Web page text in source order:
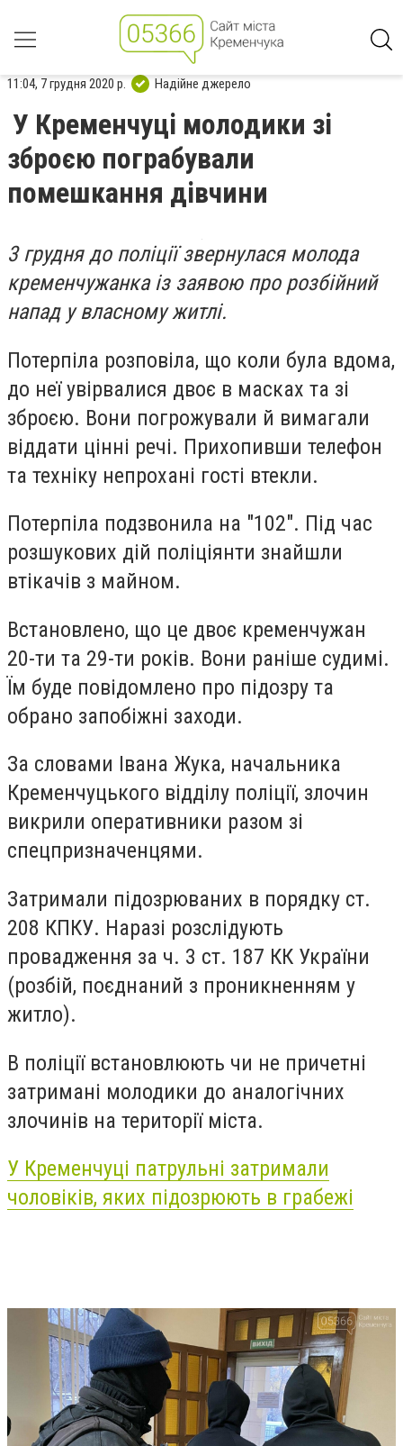
11:04, 7 грудня 2020 р. Надійне джерело
У Кременчуці молодики зі
зброєю пограбували
помешкання дівчини
3 грудня до поліції звернулася молода
кременчужанка із заявою про розбійний
напад у власному житлі.
Потерпіла розповіла, що коли була вдома,
до неї увірвалися двоє в масках та зі
зброєю. Вони погрожували й вимагали
віддати цінні речі. Прихопивши телефон
та техніку непрохані гості втекли.
Потерпіла подзвонила на "102". Під час
розшукових дій поліціянти знайшли
втікачів з майном.
Встановлено, що це двоє кременчужан
20-ти та 29-ти років. Вони раніше судимі.
Їм буде повідомлено про підозру та
обрано запобіжні заходи.
За словами Івана Жука, начальника
Кременчуцького відділу поліції, злочин
викрили оперативники разом зі
спецпризначенцями.
Затримали підозрюваних в порядку ст.
208 КПКУ. Наразі розслідують
провадження за ч. 3 ст. 187 КК України
(розбій, поєднаний з проникненням у
житло).
В поліції встановлюють чи не причетні
затримані молодики до аналогічних
злочинів на території міста.
У Кременчуці патрульні затримали
чоловіків, яких підозрюють в грабежі